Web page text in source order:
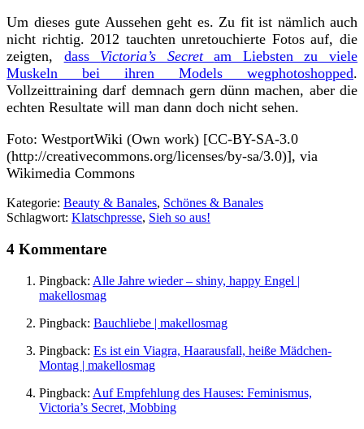
Um dieses gute Aussehen geht es. Zu fit ist nämlich auch
nicht richtig. 2012 tauchten unretouchierte Fotos auf, die
zeigten, dass Victoria’s Secretam Liebsten zu viele
Muskeln bei ihren Models wegphotoshopped.
Vollzeittraining darf demnach gern dünn machen, aber die
echten Resultate will man dann doch nicht sehen.
Foto: WestportWiki (Own work) [CC-BY-SA-3.0
(http://creativecommons.org/licenses/by-sa/3.0)], via
Wikimedia Commons
Kategorie: Beauty & Banales, Schönes & Banales
Schlagwort: Klatschpresse, Sieh so aus!
4 Kommentare
Pingback: Alle Jahre wieder – shiny, happy Engel |
makellosmag
Pingback: Bauchliebe | makellosmag
Pingback: Es ist ein Viagra, Haarausfall, heiße Mädchen-
Montag | makellosmag
Pingback: Auf Empfehlung des Hauses: Feminismus,
Victoria’s Secret, Mobbing